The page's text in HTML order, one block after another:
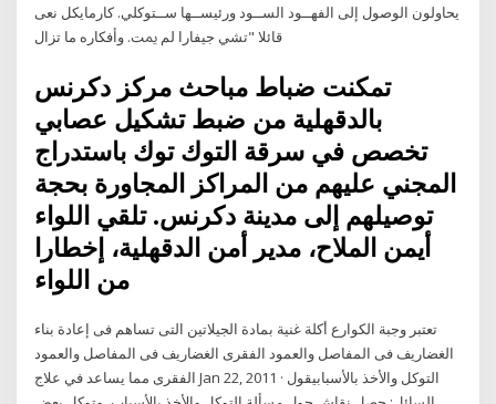
ﻳﺤﺎﻭﻟﻮﻥ ﺍﻟﻮﺻﻮﻝ ﺇﻟﻰ ﺍﻟﻔﻬــﻮﺩ ﺍﻟﺴــﻮﺩ ﻭﺭﺋﻴﺴــﻬﺎ ﺳــﺘﻮﻛﻠﻲ. ﻛﺎﺭﻣﺎﻳﻜﻞ ﻧﻌﻰ
تمكنت ضباط مباحث مركز دكرنس
بالدقهلية من ضبط تشكيل عصابي
تخصص في سرقة التوك توك باستدراج
المجني عليهم من المراكز المجاورة بحجة
توصيلهم إلى مدينة دكرنس. تلقي اللواء
أيمن الملاح، مدير أمن الدقهلية، إخطارا
من اللواء
تعتبر وجبة الكوارع أكلة غنية بمادة الجيلاتين التى تساهم فى إعادة بناء
الغضاريف فى المفاصل والعمود الفقرى الغضاريف فى المفاصل والعمود
الفقرى مما يساعد في علاج Jan 22, 2011 · التوكل والأخذ بالأسبابيقول